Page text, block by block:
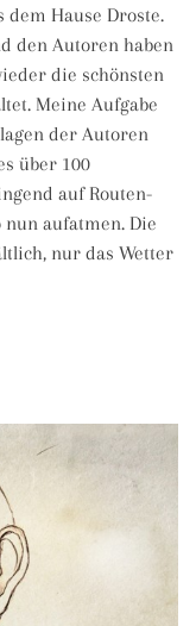
Hause Droste.
den Autoren haben
die schönsten
Meine Aufgabe
der Autoren
über 100
auf Routen-
nun aufatmen. Die
nur das Wetter